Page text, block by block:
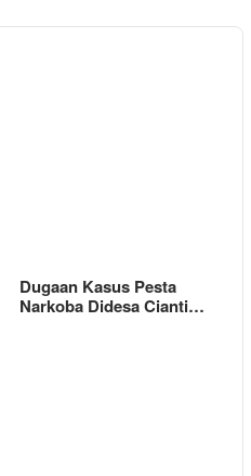
Dugaan Kasus Pesta
Narkoba Didesa Cianti…